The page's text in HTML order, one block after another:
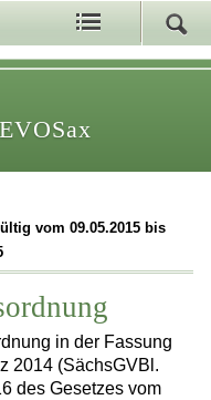
vom 09.05.2015 bis
in der Fassung
2014 (SächsGVBl.
des Gesetzes vom